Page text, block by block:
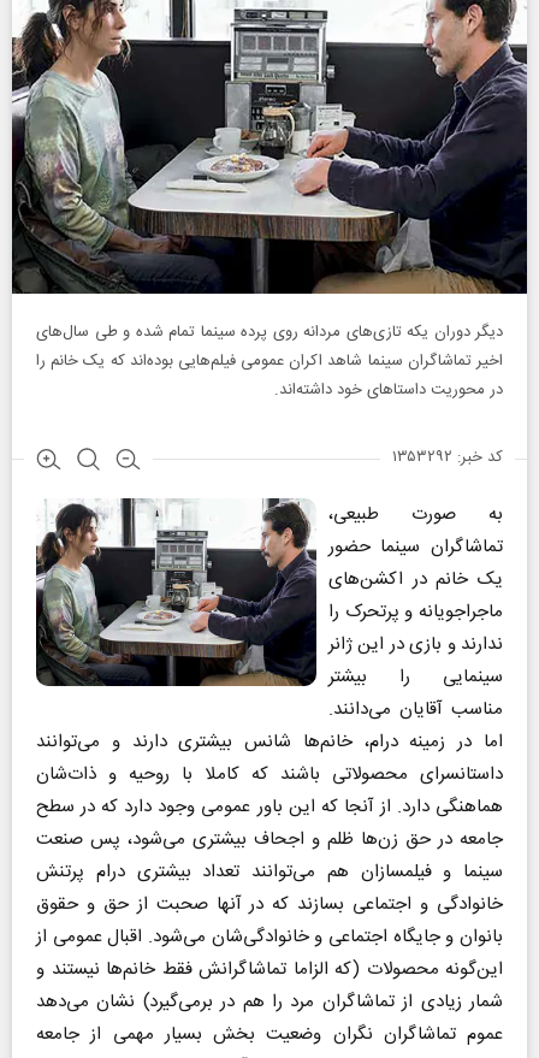
دیگر دوران یکه‌ تازی‌های مردانه روی پرده سینما تمام شده و طی سال‌های
اخیر تماشاگران سینما شاهد اکران عمومی فیلم‌هایی بوده‌اند که یک خانم را
در محوریت داستاهای خود داشته‌اند.
کد خبر: ۱۳۵۳۲۹۲
به صورت طبیعی،
تماشاگران سینما حضور
یک خانم در اکشن‌های
ماجراجویانه و پرتحرک را
ندارند و بازی در این ژانر
سینمایی را بیشتر
مناسب آقایان می‌دانند.
اما در زمینه درام، خانم‌ها شانس بیشتری دارند و می‌توانند
داستانسرای محصولاتی باشند که کاملا با روحیه و ذات‌شان
هماهنگی دارد. از آنجا که این باور عمومی وجود دارد که در سطح
جامعه در حق زن‌ها ظلم و اجحاف بیشتری می‌شود، پس صنعت
سینما و فیلمسازان هم می‌توانند تعداد بیشتری درام پرتنش
خانوادگی و اجتماعی بسازند که در آنها صحبت از حق و حقوق
بانوان و جایگاه اجتماعی و خانوادگی‌شان می‌شود. اقبال عمومی از
این‌گونه محصولات (که الزاما تماشاگرانش فقط خانم‌ها نیستند و
شمار زیادی از تماشاگران مرد را هم در برمی‌گیرد) نشان می‌دهد
عموم تماشاگران نگران وضعیت بخش بسیار مهمی از جامعه